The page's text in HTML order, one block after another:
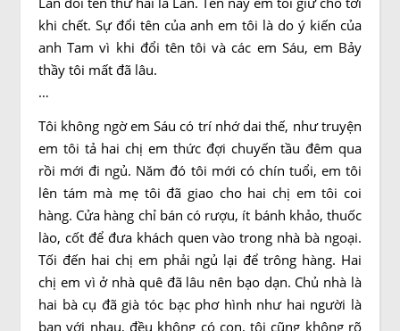
khi chết. Sự đổi tên của anh em tôi là do ý kiến của
anh Tam vì khi đổi tên tôi và các em Sáu, em Bảy
thầy tôi mất đã lâu.
…
Tôi không ngờ em Sáu có trí nhớ dai thế, như truyện
em tôi tả hai chị em thức đợi chuyến tầu đêm qua
rồi mới đi ngủ. Năm đó tôi mới có chín tuổi, em tôi
lên tám mà mẹ tôi đã giao cho hai chị em tôi coi
hàng. Cửa hàng chỉ bán có rượu, ít bánh khảo, thuốc
lào, cốt để đưa khách quen vào trong nhà bà ngoại.
Tối đến hai chị em phải ngủ lại để trông hàng. Hai
chị em vì ở nhà quê đã lâu nên bạo dạn. Chủ nhà là
hai bà cụ đã già tóc bạc phơ hình như hai người là
bạn với nhau, đều không có con, tôi cũng không rõ